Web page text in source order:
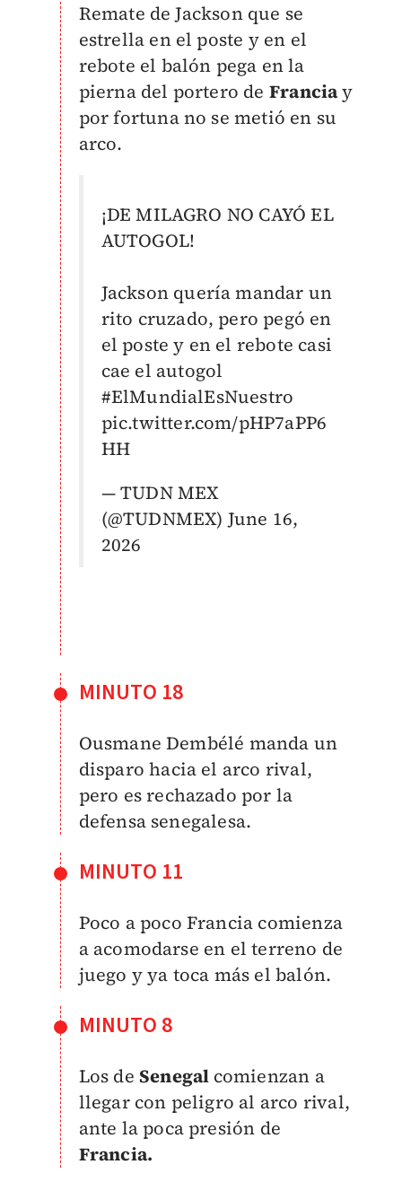
Remate de Jackson que se
estrella en el poste y en el
rebote el balón pega en la
pierna del portero de Franciay
por fortuna no se metió en su
arco.
¡DE MILAGRO NO CAYÓ EL
AUTOGOL!
Jackson quería mandar un
rito cruzado, pero pegó en
el poste y en el rebote casi
cae el autogol
#ElMundialEsNuestro
pic.twitter.com/pHP7aPP6
HH
— TUDN MEX
(@TUDNMEX) June 16,
2026
MINUTO 18
Ousmane Dembélé manda un
disparo hacia el arco rival,
pero es rechazado por la
defensa senegalesa.
MINUTO 11
Poco a poco Francia comienza
a acomodarse en el terreno de
juego y ya toca más el balón.
MINUTO 8
Los de Senegal comienzan a
llegar con peligro al arco rival,
ante la poca presión de
Francia.